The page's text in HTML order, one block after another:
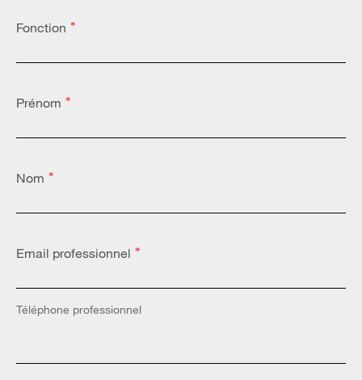
*
Fonction
*
Prénom
*
Nom
*
Email professionnel
Téléphone professionnel